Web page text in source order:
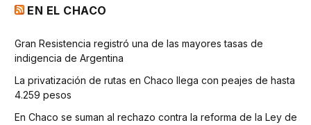
EN EL CHACO
Gran Resistencia registró una de las mayores tasas de
indigencia de Argentina
La privatización de rutas en Chaco llega con peajes de hasta
4.259 pesos
En Chaco se suman al rechazo contra la reforma de la Ley de